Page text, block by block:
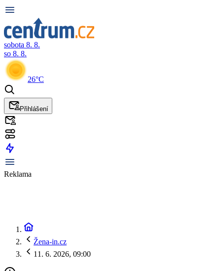
sobota 8. 8.
so 8. 8.
26°C
Přihlášení
Reklama
Žena-in.cz
11. 6. 2026, 09:00